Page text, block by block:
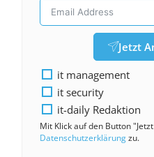
Jetzt
it management
it security
it-daily Redaktion
Mit Klick auf den Button
Datenschutzerklärungzu.